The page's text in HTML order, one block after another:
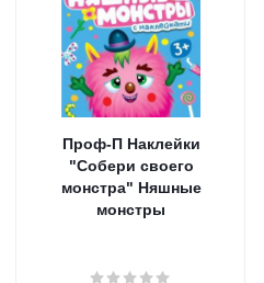
Проф-П Наклейки
"Собери своего
монстра" Няшные
монстры